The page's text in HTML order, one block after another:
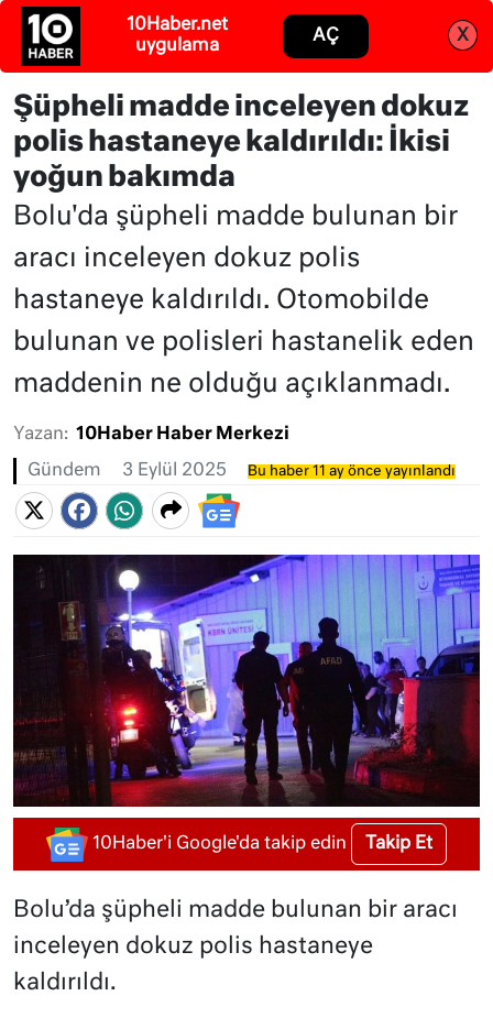
Abone ol Giriş
Şüpheli madde inceleyen dokuz
polis hastaneye kaldırıldı: İkisi
yoğun bakımda
Bolu'da şüpheli madde bulunan bir
aracı inceleyen dokuz polis
hastaneye kaldırıldı. Otomobilde
bulunan ve polisleri hastanelik eden
maddenin ne olduğu açıklanmadı.
Yazan: 10Haber Haber Merkezi
Gündem 3 Eylül 2025 Bu haber 11 ay önce yayınlandı
10Haber'i Google'da takip edin Takip Et
Bolu’da şüpheli madde bulunan bir aracı
inceleyen dokuz polis hastaneye
kaldırıldı.